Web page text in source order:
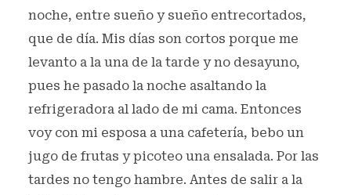
noche, entre sueño y sueño entrecortados,
que de día. Mis días son cortos porque me
levanto a la una de la tarde y no desayuno,
pues he pasado la noche asaltando la
refrigeradora al lado de mi cama. Entonces
voy con mi esposa a una cafetería, bebo un
jugo de frutas y picoteo una ensalada. Por las
tardes no tengo hambre. Antes de salir a la